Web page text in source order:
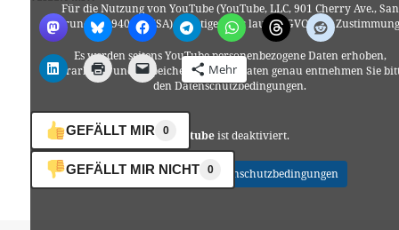
Für die Nutzung von YouTube (YouTube, LLC, 901 Cherry Ave., San
Bruno, CA 94066, USA) benötigen wir laut DSGVO Ihre
Es werden seitens YouTube personenbezogene Daten erhoben,
verarbeitet und gespeichert. Welche Daten genau entnehmen Sie
den Datenschutzbedingungen.
Youtubeist deaktiviert.
✓ Erlauben Datenschutzbedingungen
Mehr
GEFÄLLT MIR 0
GEFÄLLT MIR NICHT 0